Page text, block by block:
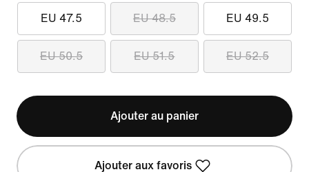
EU 47.5 EU 48.5 EU 49.5
EU 50.5 EU 51.5 EU 52.5
Ajouter au panier
Ajouter aux favoris